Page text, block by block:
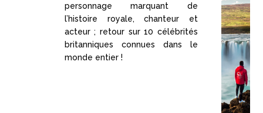
personnage marquant de
l’histoire royale, chanteur et
acteur ; retour sur 10 célébrités
britanniques connues dans le
monde entier !